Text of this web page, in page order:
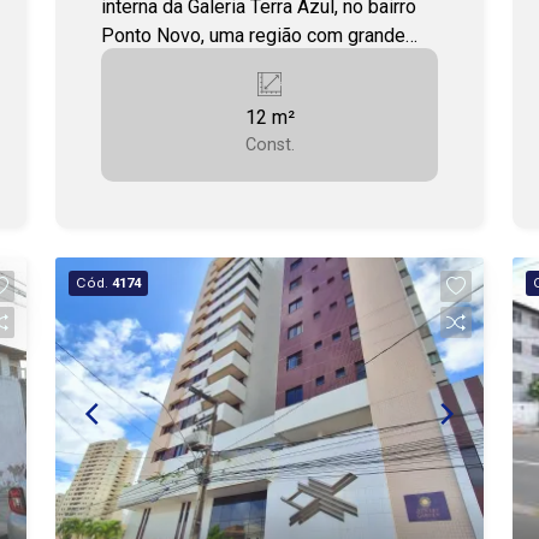
interna da Galeria Terra Azul, no bairro
Ponto Novo, uma região com grande
para quem busca visibilidade, fácil
acesso e praticidade para receber
uma distribuição funcional, permitindo
atividades, como escritório,
atendimento comercial, consultório,
estética, serviços administrativos,
entre outros segmentos. A localização
conta com uma variedade de comércios
e serviços ao redor, como restaurantes,
farmácias, clínicas, lojas e outras
conveniências, tornando o ponto ainda
mais estratégico para o dia a dia do seu
negócio. Uma sala bem posicionada,
12 m²
Const.
Cód. 4174